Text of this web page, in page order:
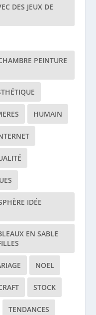
DES JEUX DE
PEINTURE
HUMAIN
IDÉE
EN SABLE
NOEL
STOCK
TENDANCES